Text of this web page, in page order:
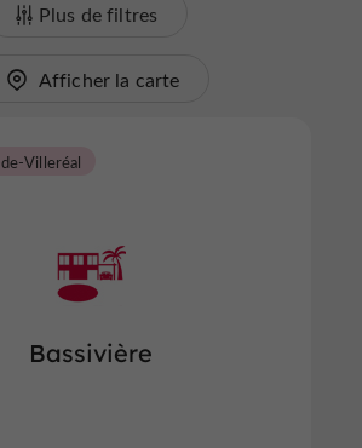
Plus de filtres
Afficher la carte
Bassivière
Villeréal